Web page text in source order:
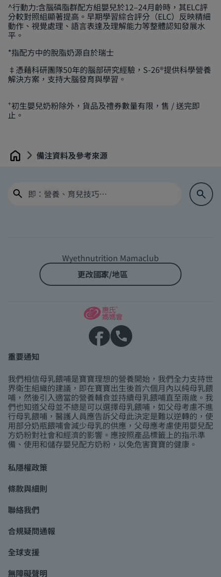
^行動力:含腦磷脂群配方組嬰兒於12–24月齡時，其ELC評
分較對照組顯著提高。早期學習綜合評分（ELC）反映精細
動作、視覺處理、語言表達及理解能力等整體認知發展水
平。
*指配方中的脫脂奶源自於瑞士
‡憑藉科研團隊50年的腦部研究經驗，S-26®提供科學營養
解決方案，支持大腦發育與學習。
+初生嬰兒奶粉除外，貨品及禮券數量有限，售 / 送完即
止。
Home 備注資料及參考來源
Wyethnutrition Mamaclub
更改國家/地區
重要通知
我們相信母乳餵哺是寶寶理想的營養開始，我們全力支持世
界衛生組織的建議，即在寶寶出生後首六個月內以純母乳餵
哺，然後引入適當的營養輔食並持續母乳餵哺直至兩歲。我
們也知道父母並不總是可以選擇母乳餵哺，如父母考慮不進
行母乳餵哺，醫護人員應告訴父母此決定是難以逆轉的，使
用部分奶瓶餵哺會減少母乳的供應，父母應考慮使用嬰兒配
方奶粉對社會和經濟的影響。應按照產品標籤上的指示準
備、使用和儲存嬰兒配方奶粉，以免危害寶寶的健康。
私隱權政策
條款與細則
聯絡我們
合規疑問通報
全球支援
無障礙聲明